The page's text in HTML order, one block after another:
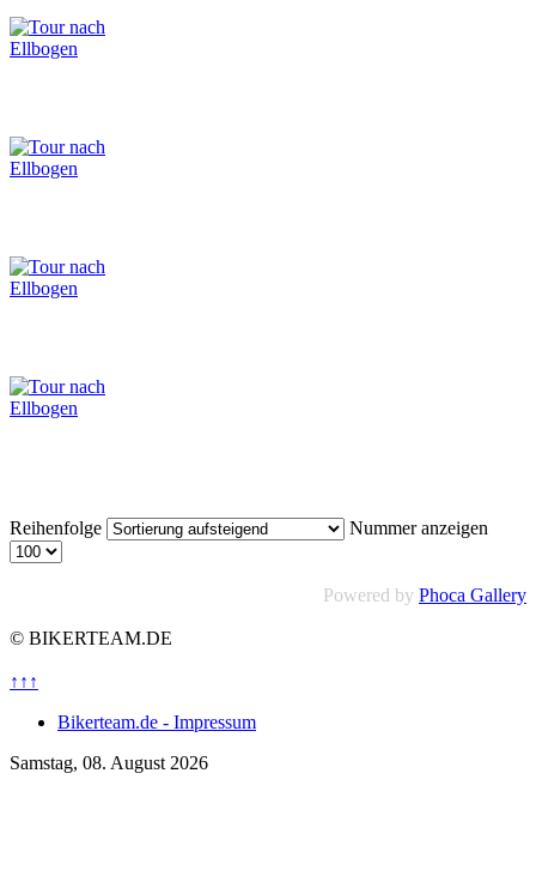
Reihenfolge Nummer anzeigen
Powered by Phoca Gallery
© BIKERTEAM.DE
↑↑↑
Bikerteam.de - Impressum
Samstag, 08. August 2026